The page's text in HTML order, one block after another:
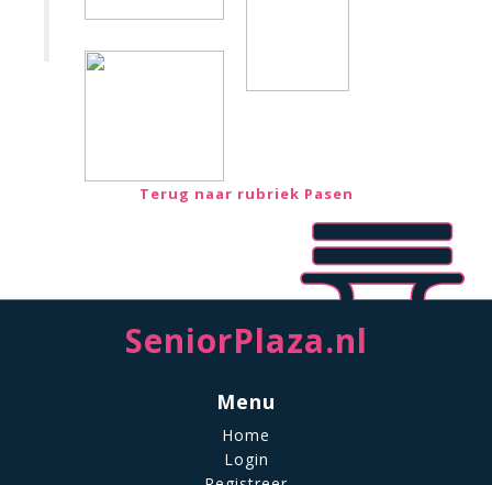
Terug naar rubriek Pasen
SeniorPlaza.nl
Menu
Home
Login